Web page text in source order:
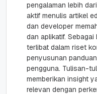
pengalaman lebih
aktif menulis artikel
dan developer
dan aplikatif.
terlibat dalam riset
penyusunan
pengguna. Tulisan-
memberikan insight
relevan dengan